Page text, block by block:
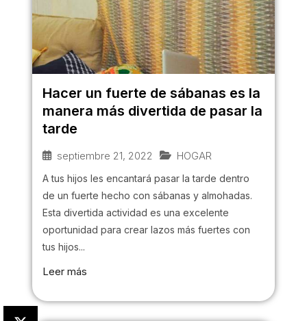
Hacer un fuerte de sábanas es la
manera más divertida de pasar la
tarde
septiembre 21, 2022 HOGAR
A tus hijos les encantará pasar la tarde dentro
de un fuerte hecho con sábanas y almohadas.
Esta divertida actividad es una excelente
oportunidad para crear lazos más fuertes con
tus hijos...
Leer más